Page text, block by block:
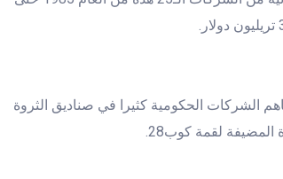
الشركات الحكومية كثيرا في صناديق الثروة
لقمة كوب28.